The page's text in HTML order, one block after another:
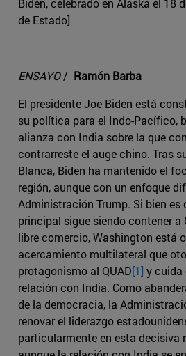
Biden, celebrado en Alaska el 18
de Estado]
ENSAYO/ Ramón Barba
El presidente Joe Biden está
su política para el Indo-Pacífico,
alianza con India sobre la que
contrarreste el auge chino. Tras
Blanca, Biden ha mantenido el
región, aunque con un enfoque
Administración Trump. Si bien es
principal sigue siendo contener a
libre comercio, Washington está
acercamiento multilateral que
protagonismo al QUAD[1] y cuida
relación con India. Como
de la democracia, la
renovar el liderazgo
particularmente en esta decisiva